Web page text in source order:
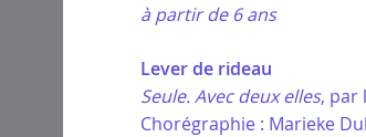
à partir de 6 ans
Lever de rideau
Seule. Avec deux elles, par
Chorégraphie : Marieke